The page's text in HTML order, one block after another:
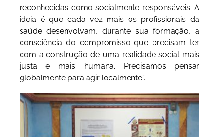
reconhecidas como socialmente responsáveis. A
ideia é que cada vez mais os profissionais da
saúde desenvolvam, durante sua formação, a
consciência do compromisso que precisam ter
com a construção de uma realidade social mais
justa e mais humana. Precisamos pensar
globalmente para agir localmente”.